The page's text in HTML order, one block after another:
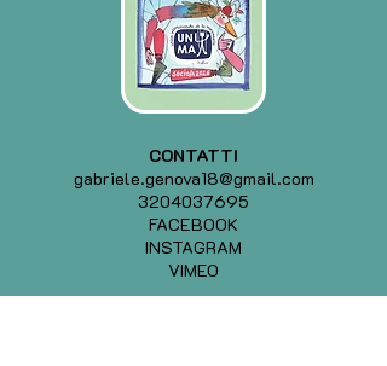
CONTATTI
gabriele.genova18@gmail.com
3204037695
FACEBOOK
INSTAGRAM
VIMEO
.